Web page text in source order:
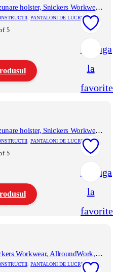
Adauga
la
favorite
holster, Snickers Workwear,
True Blue/Black
, PANTALONI DE LUCRU
5
Adauga
la
favorite
holster, Snickers Workwear,
White/Black
, PANTALONI DE LUCRU
5
Workwear, AllroundWork,
Black, PANTALONI DE LUCRU